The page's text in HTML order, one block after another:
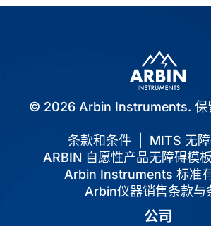
© 2026 Arbin Instruments. 保
条款和条件
MITS 无
ARBIN 自愿性产品无障碍模
Arbin Instruments 标准
Arbin仪器销售条款与
公司